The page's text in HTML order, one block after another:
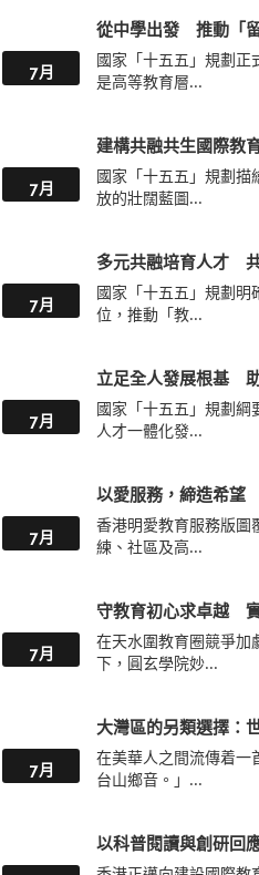
7月
從中學出發 推動「
國家「十五五」規劃正
是高等教育層...
7月
建構共融共生國際教
國家「十五五」規劃描
放的壯闊藍圖...
7月
多元共融培育人才
國家「十五五」規劃明
位，推動「教...
7月
立足全人發展根基
國家「十五五」規劃綱
人才一體化發...
7月
以愛服務，締造希望
香港明愛教育服務版圖
練、社區及高...
7月
守教育初心求卓越
在天水圍教育圈競爭加
下，圓玄學院妙...
7月
大灣區的另類選擇
在美華人之間流傳着一
台山鄉音。」...
以科普閱讀與創研回